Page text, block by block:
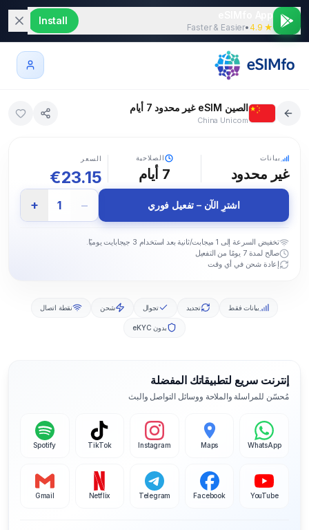
★ 4.9
•
Faster & Easier
Install
الصين eSIM غير محدود 7 أيام
China Unicom
بيانات
غير محدود
الصلاحية
7 أيام
السعر
€23.15
اشترِ الآن – تفعيل فوري −
1
+
تخفيض السرعة إلى 1 ميجابت/ثانية بعد استخدام 3 جيجابايت يوميًا.
صالح لمدة 7 يومًا من التفعيل
إعادة شحن في أي وقت
بيانات فقط تجديد تجوال شحن نقطة اتصال
بدون eKYC
إنترنت سريع لتطبيقاتك المفضلة
مُحسّن للمراسلة والملاحة ووسائل التواصل والبث
WhatsApp
Maps
Instagram
TikTok
Spotify
YouTube
Facebook
Telegram
Netflix
Gmail